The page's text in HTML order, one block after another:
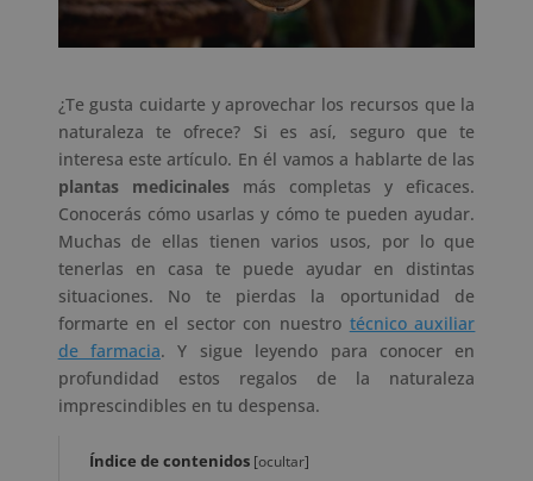
¿Te gusta cuidarte y aprovechar los recursos que la
naturaleza te ofrece? Si es así, seguro que te
interesa este artículo. En él vamos a hablarte de las
plantas medicinalesmás completas y eficaces.
Conocerás cómo usarlas y cómo te pueden ayudar.
Muchas de ellas tienen varios usos, por lo que
tenerlas en casa te puede ayudar en distintas
situaciones. No te pierdas la oportunidad de
formarte en el sector con nuestro técnico auxiliar
de farmacia. Y sigue leyendo para conocer en
profundidad estos regalos de la naturaleza
imprescindibles en tu despensa.
Índice de contenidos [ocultar]